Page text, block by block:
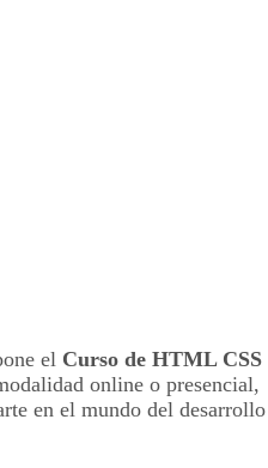
el Curso de HTML CSS
online o presencial,
en el mundo del desarrollo